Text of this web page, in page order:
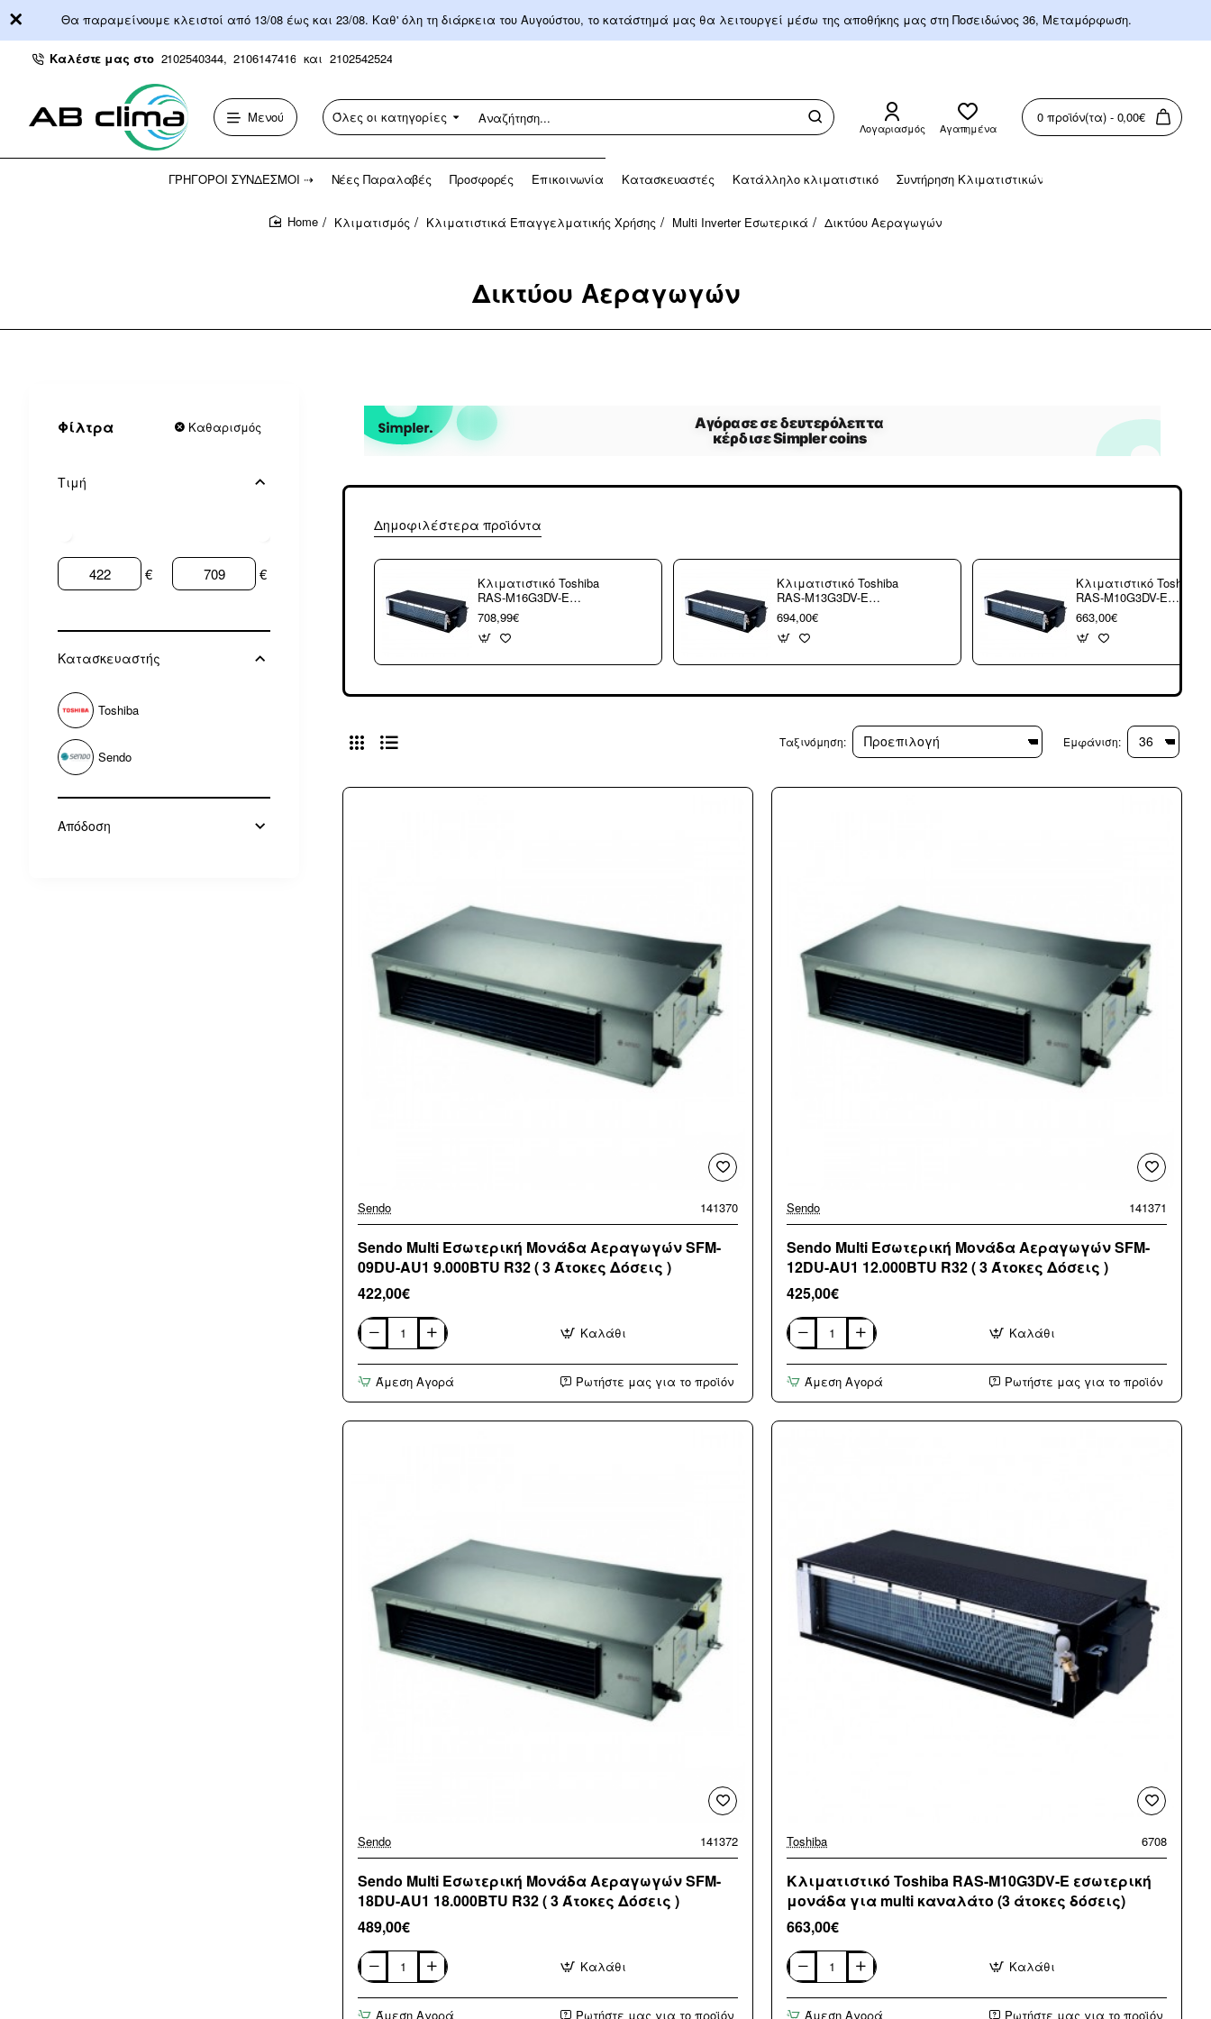
Θα παραμείνουμε κλειστοί από 13/08 έως και 23/08. Καθ' όλη τη διάρκεια του Αυγούστου, το κατάστημά μας θα λειτουργεί μέσω της αποθήκης μας στη Ποσειδώνος 36, Μεταμόρφωση.
Καλέστε μας στο 2102540344, 2106147416 και 2102542524
Μενού Όλες οι κατηγορίες
Αναζήτηση... Λογαριασμός Αγαπημένα
0 προϊόν(τα) - 0,00€
ΓΡΉΓΟΡΟΙ ΣΎΝΔΕΣΜΟΙ ⇢ Νέες Παραλαβές Προσφορές Επικοινωνία Κατασκευαστές Κατάλληλο κλιματιστικό Συντήρηση Κλιματιστικών
Δικτύου Αεραγωγών
Κλιματισμός Κλιματιστικά Επαγγελματικής Χρήσης Multi Inverter Εσωτερικά Δικτύου Αεραγωγών
Φίλτρα Καθαρισμός
Τιμή
€ €
Κατασκευαστής
Toshiba
Sendo
Απόδοση
Δημοφιλέστερα προϊόντα
Κλιματιστικό Toshiba
RAS-M16G3DV-E
εσωτερική μονάδα
για multi καναλάτο (3
άτοκες δόσεις)
708,99€
Κλιματιστικό Toshiba
RAS-M13G3DV-E
εσωτερική μονάδα
για multi καναλάτο (3
άτοκες δόσεις)
694,00€
Κλιματιστικό Toshiba
RAS-M10G3DV-E
εσωτερική μονάδα
για multi καναλάτο (3
άτοκες δόσεις)
663,00€
Ταξινόμηση: Εμφάνιση:
Sendo 141370
Sendo Multi Εσωτερική Μονάδα Αεραγωγών SFM-
09DU-AU1 9.000BTU R32 ( 3 Άτοκες Δόσεις )
422,00€
Sendo
Multi
Εσωτερική
Μονάδα
09DU-
Καλάθι
Άμεση Αγορά Ρωτήστε μας για το προϊόν
Sendo 141371
Sendo Multi Εσωτερική Μονάδα Αεραγωγών SFM-
12DU-AU1 12.000BTU R32 ( 3 Άτοκες Δόσεις )
425,00€
Sendo
Multi
Εσωτερική
Μονάδα
12DU-
Καλάθι
Άμεση Αγορά Ρωτήστε μας για το προϊόν
Sendo 141372
Sendo Multi Εσωτερική Μονάδα Αεραγωγών SFM-
18DU-AU1 18.000BTU R32 ( 3 Άτοκες Δόσεις )
489,00€
Sendo
Multi
Εσωτερική
Μονάδα
Καλάθι
Άμεση Αγορά Ρωτήστε μας για το προϊόν
Toshiba 6708
Κλιματιστικό Toshiba RAS-M10G3DV-E εσωτερική
μονάδα για multi καναλάτο (3 άτοκες δόσεις)
663,00€
Κλιματιστικό
Toshiba
RAS-
M10G3DV-
Καλάθι
Άμεση Αγορά Ρωτήστε μας για το προϊόν